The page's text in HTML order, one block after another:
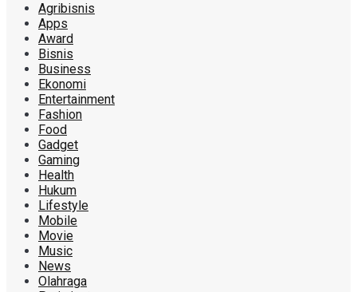
Agribisnis
Apps
Award
Bisnis
Business
Ekonomi
Entertainment
Fashion
Food
Gadget
Gaming
Health
Hukum
Lifestyle
Mobile
Movie
Music
News
Olahraga